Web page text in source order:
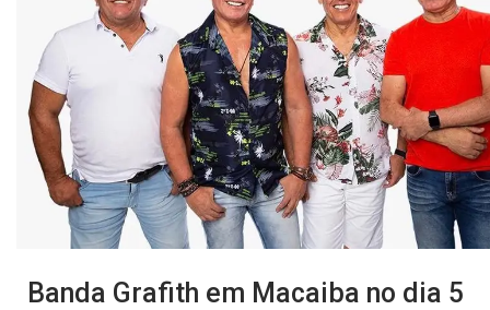
Banda Grafith em Macaiba no dia 5